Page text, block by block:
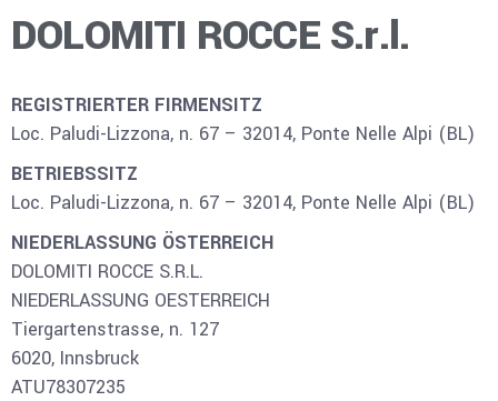
DOLOMITI ROCCE S.r.l.
REGISTRIERTER FIRMENSITZ
Loc. Paludi-Lizzona, n. 67 – 32014, Ponte Nelle Alpi (BL)
BETRIEBSSITZ
Loc. Paludi-Lizzona, n. 67 – 32014, Ponte Nelle Alpi (BL)
NIEDERLASSUNG ÖSTERREICH
DOLOMITI ROCCE S.R.L.
NIEDERLASSUNG OESTERREICH
Tiergartenstrasse, n. 127
6020, Innsbruck
ATU78307235